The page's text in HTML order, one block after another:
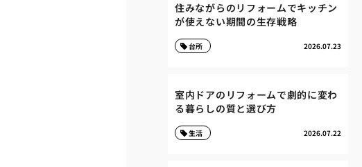
住みながらのリフォームでキッチン
が使えない期間の生存戦略
2026.07.23
台所
室内ドアのリフォームで劇的に変わ
る暮らしの質と選び方
2026.07.22
生活